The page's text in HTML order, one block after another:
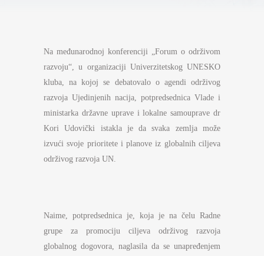
Na međunarodnoj konferenciji „Forum o održivom
razvoju“, u organizaciji Univerzitetskog UNESKO
kluba, na kojoj se debatovalo o agendi održivog
razvoja Ujedinjenih nacija, potpredsednica Vlade i
ministarka državne uprave i lokalne samouprave dr
Kori Udovički istakla je da svaka zemlja može
izvući svoje prioritete i planove iz globalnih ciljeva
održivog razvoja UN.
Naime, potpredsednica je, koja je na čelu Radne
grupe za promociju ciljeva održivog razvoja
globalnog dogovora, naglasila da se unapređenjem